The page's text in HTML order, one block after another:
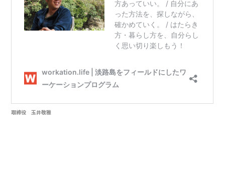
取締役 玉井敬雅